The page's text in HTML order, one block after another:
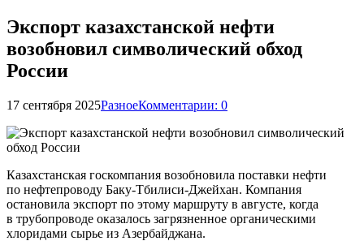
Экспорт казахстанской нефти
возобновил символический обход
России
17 сентября 2025РазноеКомментарии: 0
Казахстанская госкомпания возобновила поставки нефти
по нефтепроводу Баку-Тбилиси-Джейхан. Компания
остановила экспорт по этому маршруту в августе, когда
в трубопроводе оказалось загрязненное органическими
хлоридами сырье из Азербайджана.